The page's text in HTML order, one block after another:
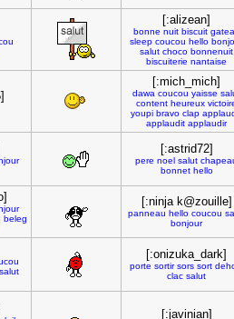
[:alizean]
bonne nuit biscuit
sleep coucou hello
salut choco bonnenuit
biscuiterie nantaise
[:mich_mich]
dawa coucou yaisse
content heureux
youpi bravo clap
applaudit applaudir
[:astrid72]
pere noel salut
bonnet hello
beleg
[:ninja k@zouille]
panneau hello coucou
bonjour
salut
[:onizuka_dark]
porte sortir sors sort
clac salut
[:javinian]